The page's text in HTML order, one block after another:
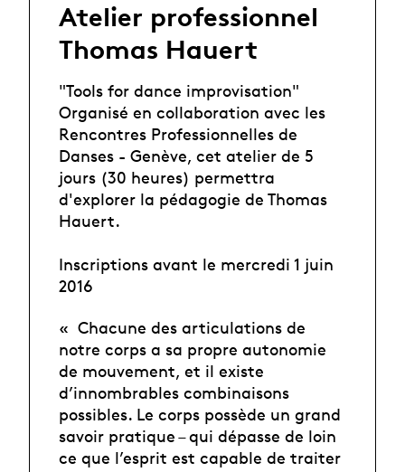
Atelier professionnel
Thomas Hauert
"Tools for dance improvisation"
Organisé en collaboration avec les
Rencontres Professionnelles de
Danses - Genève, cet atelier de 5
jours (30 heures) permettra
d'explorer la pédagogie de Thomas
Hauert.
Inscriptions avant le mercredi 1 juin
2016
« Chacune des articulations de
notre corps a sa propre autonomie
de mouvement, et il existe
d’innombrables combinaisons
possibles. Le corps possède un grand
savoir pratique – qui dépasse de loin
ce que l’esprit est capable de traiter